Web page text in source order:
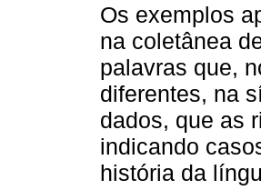
Os exemplos
na coletânea
palavras que,
diferentes, na
dados, que as
indicando
história da